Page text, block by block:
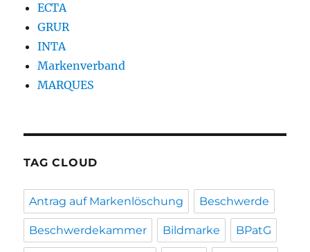
ECTA
GRUR
INTA
Markenverband
MARQUES
TAG CLOUD
Antrag auf Markenlöschung Beschwerde
Beschwerdekammer Bildmarke BPatG